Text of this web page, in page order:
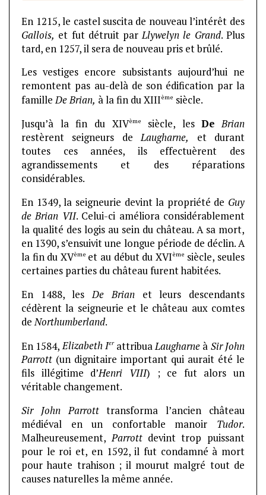
En 1215, le castel suscita de nouveau l’intérêt des
Gallois, et fut détruit parLlywelyn le Grand. Plus
tard, en 1257, il sera de nouveau pris et brûlé.
Les vestiges encore subsistants aujourd’hui ne
remontent pas au-delà de son édification par la
familleDeBrian, à la fin du XIIIème siècle.
Jusqu’à la fin du XIVème siècle, lesDe Brian
restèrent seigneurs deLaugharne, et durant
toutes ces années, ils effectuèrent des
agrandissements et des réparations
considérables.
En 1349, la seigneurie devint la propriété de Guy
de Brian VII. Celui-ci améliora considérablement
la qualité des logis au sein du château. A sa mort,
en 1390, s’ensuivit une longue période de déclin. A
la fin du XVème et au début du XVIème siècle, seules
certaines parties du château furent habitées.
En 1488, lesDe Brianet leurs descendants
cédèrent la seigneurie et le château aux comtes
deNorthumberland.
En 1584,Elizabeth IerattribuaLaugharne à Sir John
Parrott (un dignitaire important qui aurait été le
fils illégitime d’Henri VIII) ; ce fut alors un
véritable changement.
Sir John Parrotttransforma l’ancien château
médiéval en un confortable manoir Tudor.
Malheureusement,Parrottdevint trop puissant
pour le roi et, en 1592, il fut condamné à mort
pour haute trahison ; il mourut malgré tout de
causes naturelles la même année.